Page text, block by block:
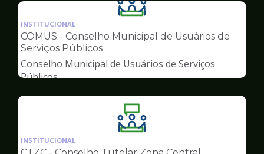
Ilustração
da
pagina
Conselhos
INSTITUCIONAL
COMUS - Conselho Municipal de Usuários de
Serviços Públicos
Conselho Municipal de Usuários de Serviços
Públicos
Ilustração
da
pagina
INSTITUCIONAL